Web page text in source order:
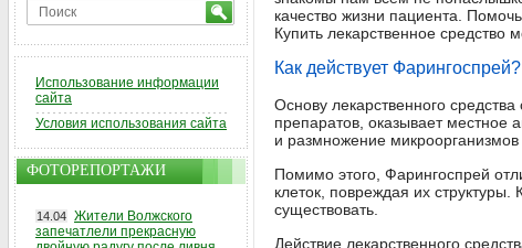
качество жизни пациента.
Купить лекарственное средство
Как действует Фарингоспрей?
Основу лекарственного
препаратов, оказывает местное
и размножение микроорганизмов
Помимо этого, Фарингоспрей
клеток, повреждая их
существовать.
Действие лекарственного
Использование информации
сайта
Условия использования сайта
ФОТОРЕПОРТАЖИ
14.04 Жители Волжского
запечатлели прекрасную